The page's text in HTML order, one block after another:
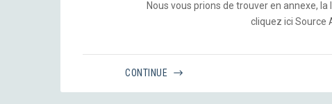
Nous vous prions de trouver en annexe,
cliquez ici Source
CONTINUE